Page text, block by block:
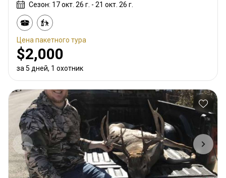
Сезон: 17 окт. 26 г. - 21 окт. 26 г.
Цена пакетного тура
$2,000
за 5 дней, 1 охотник